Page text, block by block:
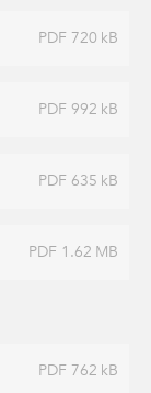
PDF 720 kB
PDF 992 kB
PDF 635 kB
PDF 1.62 MB
PDF 762 kB